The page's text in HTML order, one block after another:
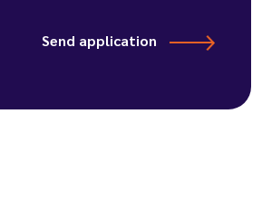
Send application